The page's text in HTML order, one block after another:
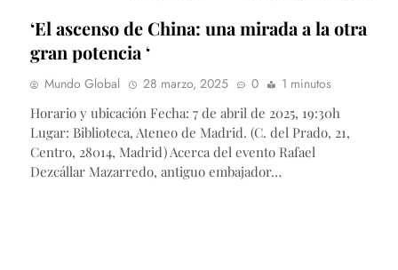
‘El ascenso de China: una mirada a la otra
gran potencia ‘
Mundo Global 28 marzo, 2025 0
1 minutos
Horario y ubicación Fecha: 7 de abril de 2025, 19:30h
Lugar: Biblioteca, Ateneo de Madrid. (C. del Prado, 21,
Centro, 28014, Madrid) Acerca del evento Rafael
Dezcállar Mazarredo, antiguo embajador…